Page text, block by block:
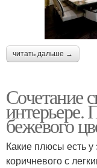
читать дальше →
Сочетание
интерьере.
бежевого
Какие плюсы есть у
коричневого с